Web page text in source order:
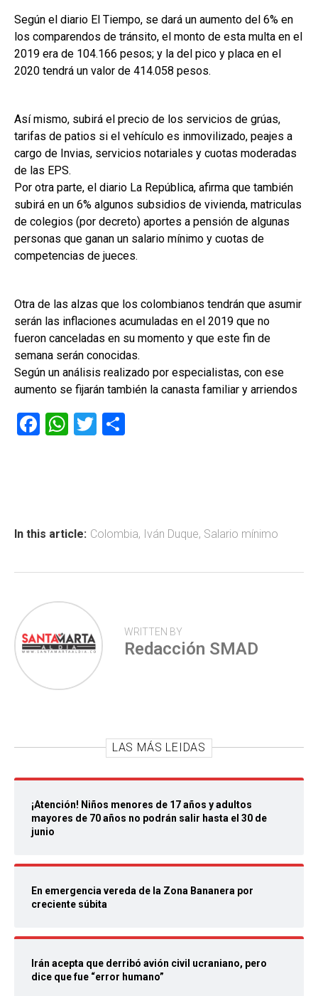
Según el diario El Tiempo, se dará un aumento del 6% en
los comparendos de tránsito, el monto de esta multa en el
2019 era de 104.166 pesos; y la del pico y placa en el
2020 tendrá un valor de 414.058 pesos.
Así mismo, subirá el precio de los servicios de grúas,
tarifas de patios si el vehículo es inmovilizado, peajes a
cargo de Invias, servicios notariales y cuotas moderadas
de las EPS.
Por otra parte, el diario La República, afirma que también
subirá en un 6% algunos subsidios de vivienda, matriculas
de colegios (por decreto) aportes a pensión de algunas
personas que ganan un salario mínimo y cuotas de
competencias de jueces.
Otra de las alzas que los colombianos tendrán que asumir
serán las inflaciones acumuladas en el 2019 que no
fueron canceladas en su momento y que este fin de
semana serán conocidas.
Según un análisis realizado por especialistas, con ese
aumento se fijarán también la canasta familiar y arriendos
F
ok
W
p
T
tir
In this article: Colombia, Iván Duque, Salario mínimo
WRITTEN BY
Redacción SMAD
LAS MÁS LEIDAS
¡Atención! Niños menores de 17 años y adultos
mayores de 70 años no podrán salir hasta el 30 de
junio
En emergencia vereda de la Zona Bananera por
creciente súbita
Irán acepta que derribó avión civil ucraniano, pero
dice que fue “error humano”